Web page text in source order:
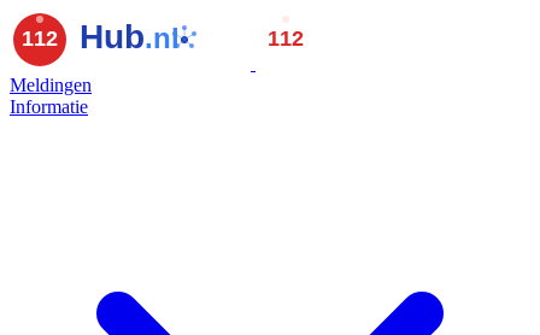
Meldingen
Informatie